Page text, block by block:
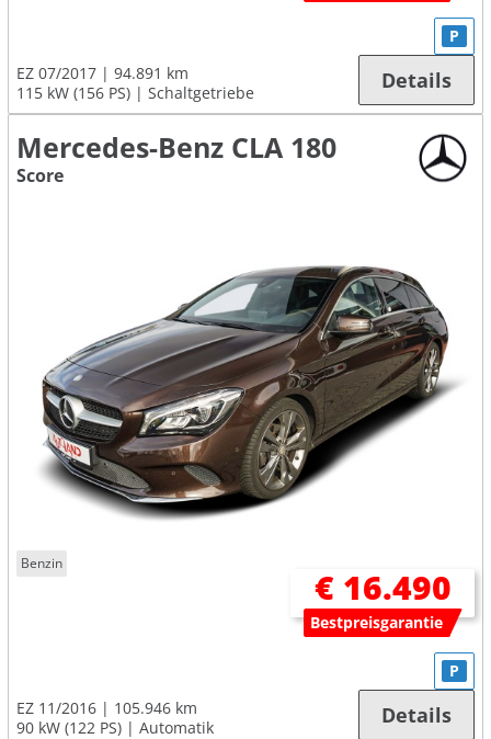
EZ 07/2017
94.891 km
115 kW (156 PS)
Schaltgetriebe
P
Details
Mercedes-Benz CLA 180
Score
Benzin
€ 16.490
Bestpreisgarantie
EZ 11/2016
105.946 km
90 kW (122 PS)
Automatik
P
Details